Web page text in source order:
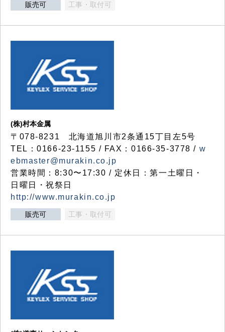
販売可 工事・取付可
(株)村本金属
〒078-8231 北海道旭川市2条通15丁目左5号
TEL：0166-23-1155 / FAX：0166-35-3778 / w
ebmaster@murakin.co.jp
営業時間：8:30〜17:30 / 定休日：第一土曜日・
日曜日・祝祭日
http://www.murakin.co.jp
販売可 工事・取付可